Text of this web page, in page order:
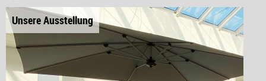
Unsere Ausstellung